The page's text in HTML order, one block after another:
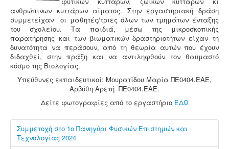
ανθρώπινων κυττάρων αίματος. Στην εργαστηριακή δράση
συμμετείχαν οι μαθητές/τριες όλων των τμημάτων ένταξης
του σχολείου. Τα παιδιά, μέσω της μικροσκοπικής
παρατήρησης και των βιωματικών δραστηριοτήτων είχαν τη
δυνατότητα να περάσουν, από τη θεωρία αυτών που έχουν
διδαχθεί, στην πράξη και να αντιληφθούν τον θαυμαστό
κόσμο της Βιολογίας.
Υπεύθυνες εκπαιδευτικοί: Μουρατίδου Μαρία ΠΕ0404.ΕΑΕ,
Αρβύθη Αρετή ΠΕ0404.ΕΑΕ.
Δείτε φωτογραφίες από το εργαστήριο ΕΔΩ
Συμμετοχή στο 1ο Πανηγύρι Φυσικών Επιστημών και
Τεχνολογίας 2024